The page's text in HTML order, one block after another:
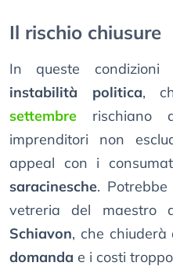
Il rischio chiusure
In queste
instabilità politica,
settembre rischiano
imprenditori non
appeal con i
saracinesche.
vetreria del maestro
Schiavon, che
domanda e i costi